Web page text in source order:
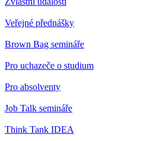
Veřejné přednášky
Brown Bag semináře
Pro uchazeče o studium
Pro absolventy
Job Talk semináře
Think Tank IDEA